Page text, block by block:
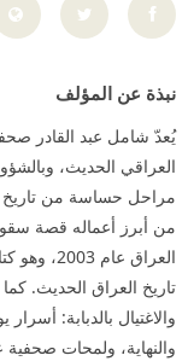
نبذة عن المؤلف
يُعدّ شامل عبد القادر
العراقي الحديث،
مراحل حساسة من تاريخ
من أبرز أعماله قصة
العراق
والنهاية، ولمحات